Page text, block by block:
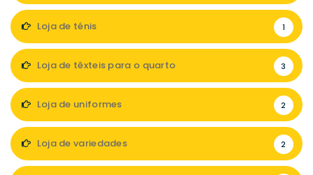
Loja de ténis 1
Loja de têxteis para o quarto 3
Loja de uniformes 2
Loja de variedades 2